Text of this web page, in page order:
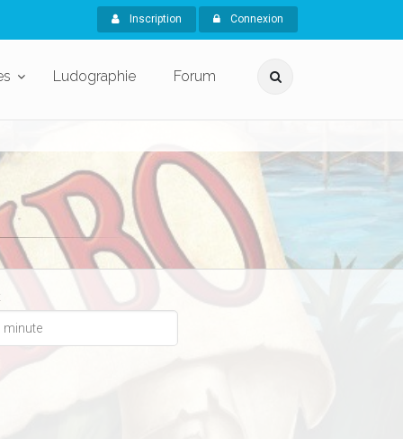
Inscription Connexion
Ludographie Forum